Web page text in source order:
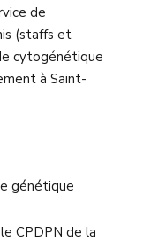
de
(staffs et
cytogénétique
à Saint-
génétique
CPDPN de la